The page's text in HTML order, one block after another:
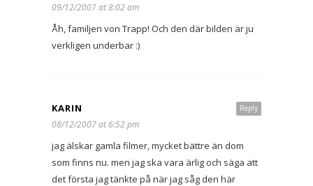
09/12/2007 at 8:02 am
Åh, familjen von Trapp! Och den där bilden är ju
verkligen underbar :)
Reply
KARIN
08/12/2007 at 6:52 pm
jag älskar gamla filmer, mycket bättre än dom
som finns nu. men jag ska vara ärlig och säga att
det första jag tänkte på när jag såg den här